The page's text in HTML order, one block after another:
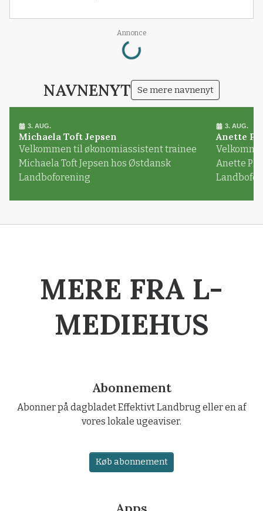
Annonce
Loading...
NAVNENYT Se mere navnenyt
3. AUG.
Michaela Toft Jepsen
Velkommen til økonomiassistent trainee
Michaela Toft Jepsen hos Østdansk
Landboforening
3. AUG.
Anette
Anette
MERE FRA L-
MEDIEHUS
Abonnement
Abonner på dagbladet Effektivt Landbrug eller en af
vores lokale ugeaviser.
Køb abonnement